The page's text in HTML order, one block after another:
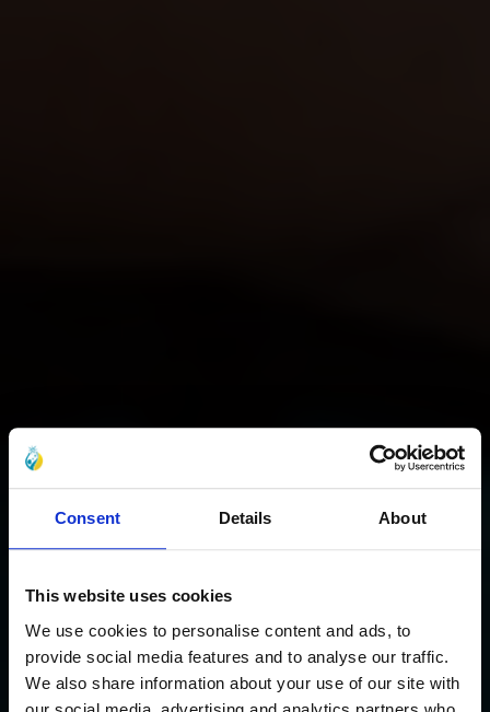
Consent Details About
This website uses cookies
We use cookies to personalise content and ads, to
provide social media features and to analyse our traffic.
We also share information about your use of our site with